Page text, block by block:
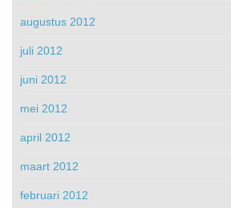
augustus 2012
juli 2012
juni 2012
mei 2012
april 2012
maart 2012
februari 2012